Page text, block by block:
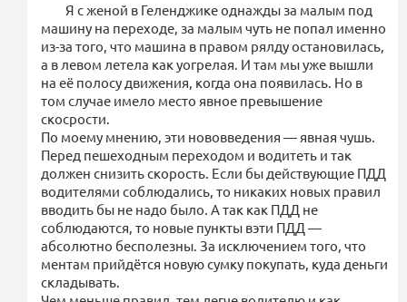
Я с женой в Геленджике однажды за малым под
машину на переходе, за малым чуть не попал именно
из-за того, что машина в правом рялду остановилась,
а в левом летела как уогрелая. И там мы уже вышли
на её полосу движения, когда она появилась. Но в
том случае имело место явное превышение
скосрости.
По моему мнению, эти нововведения — явная чушь.
Перед пешеходным переходом и водитеть и так
должен снизить скорость. Если бы действующие ПДД
водителями соблюдались, то никаких новых правил
вводить бы не надо было. А так как ПДД не
соблюдаются, то новые пункты вэти ПДД —
абсолютно бесполезны. За исключением того, что
ментам прийдётся новую сумку покупать, куда деньги
складывать.